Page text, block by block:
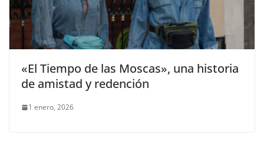
«El Tiempo de las Moscas», una historia
de amistad y redención
1 enero, 2026